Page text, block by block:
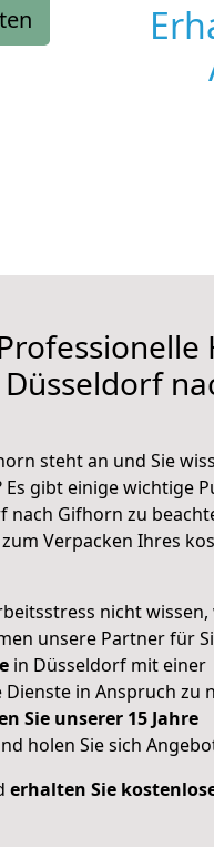
steht an und Sie
gibt einige wichtige
nach Gifhorn zu
Verpacken Ihres
nicht wissen,
unsere Partner für
in Düsseldorf mit einer
Dienste in Anspruch zu
Sie unserer 15 Jahre
holen Sie sich
erhalten Sie